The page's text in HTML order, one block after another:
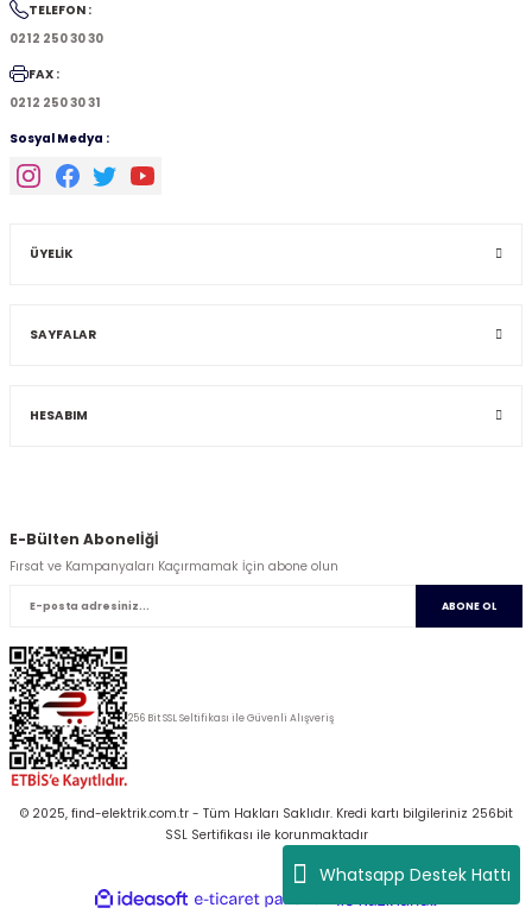
Whatsapp Destek Hattı
TELEFON :
0212 250 30 30
FAX :
0212 250 30 31
Sosyal Medya :
ÜYELİK
SAYFALAR
HESABIM
E-Bülten Abonelİğİ
Fırsat ve Kampanyaları Kaçırmamak İçin abone olun
ABONE OL
256 Bit SSL Seltifikası ile Güvenli Alışveriş
© 2025, find-elektrik.com.tr - Tüm Hakları Saklıdır. Kredi kartı bilgileriniz 256bit
SSL Sertifikası ile korunmaktadır
ideasoft